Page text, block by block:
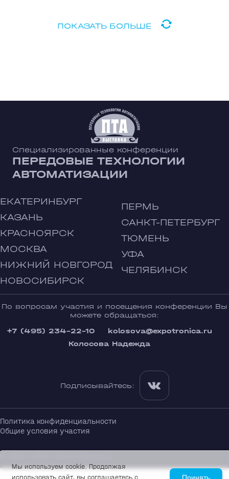
ПОКАЗАТЬ БОЛЬШЕ
Специализированные конференции
ПЕРЕДОВЫЕ ТЕХНОЛОГИИ
АВТОМАТИЗАЦИИ
ЕКАТЕРИНБУРГ
КАЗАНЬ
КРАСНОЯРСК
МОСКВА
НИЖНИЙ НОВГОРОД
НОВОСИБИРСК
ПЕРМЬ
САНКТ-ПЕТЕРБУРГ
ТЮМЕНЬ
УФА
ЧЕЛЯБИНСК
По вопросам участия и посещения конференции Вы
можете обращаться:
+7 (495) 234-22-10
kolosova@expotronica.ru
Колосова Надежда
Подписывайтесь:
Политика конфиденциальности
Общие условия участия
Мы используем cookie. Продолжая
использовать сайт, вы соглашаетесь с
Принять